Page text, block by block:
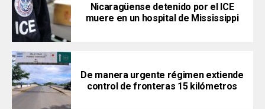
Nicaragüense detenido por el ICE
muere en un hospital de Mississippi
De manera urgente régimen extiende
control de fronteras 15 kilómetros